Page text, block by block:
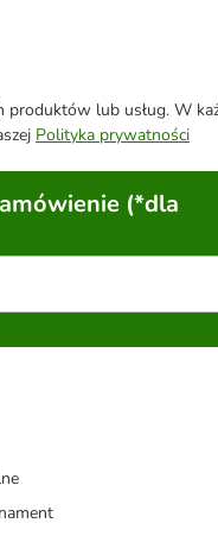
lub usług. W
Polityka prywatności
(*dla